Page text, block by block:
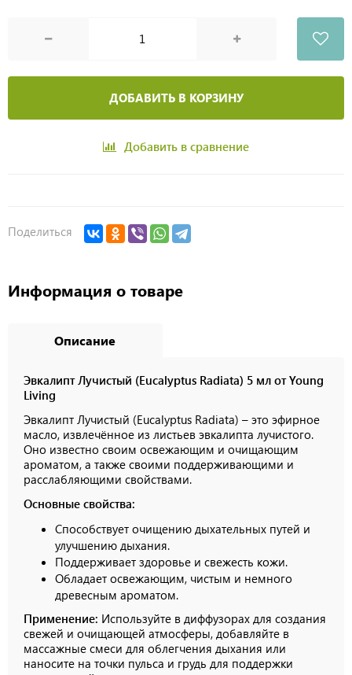
ДОБАВИТЬ В КОРЗИНУ
Добавить в сравнение
Поделиться
Информация о товаре
Описание
Эвкалипт Лучистый (Eucalyptus Radiata) 5 мл от Young
Living
Эвкалипт Лучистый (Eucalyptus Radiata) – это эфирное
масло, извлечённое из листьев эвкалипта лучистого.
Оно известно своим освежающим и очищающим
ароматом, а также своими поддерживающими и
расслабляющими свойствами.
Основные свойства:
Способствует очищению дыхательных путей и
улучшению дыхания.
Поддерживает здоровье и свежесть кожи.
Обладает освежающим, чистым и немного
древесным ароматом.
Применение: Используйте в диффузорах для создания
свежей и очищающей атмосферы, добавляйте в
массажные смеси для облегчения дыхания или
наносите на точки пульса и грудь для поддержки